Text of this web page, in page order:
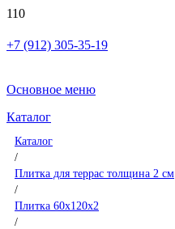
+7 (912) 305-35-19
Основное меню
Каталог
Каталог
/
Плитка для террас толщина 2 см
/
Плитка 60x120x2
/